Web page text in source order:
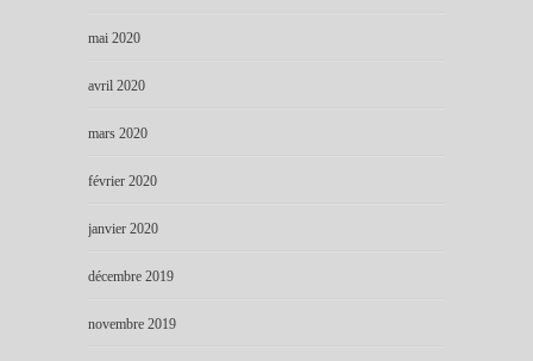
mai 2020
avril 2020
mars 2020
février 2020
janvier 2020
décembre 2019
novembre 2019